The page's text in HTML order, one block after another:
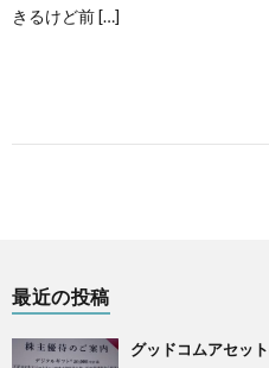
きるけど前 […]
最近の投稿
グッドコムアセッ